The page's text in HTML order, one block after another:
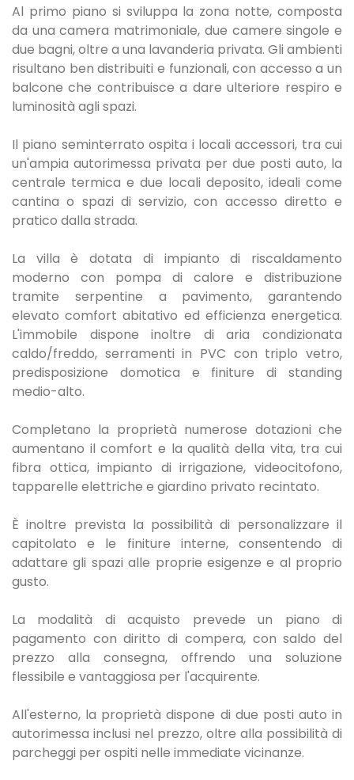
Al primo piano si sviluppa la zona notte, composta
da una camera matrimoniale, due camere singole e
due bagni, oltre a una lavanderia privata. Gli ambienti
risultano ben distribuiti e funzionali, con accesso a un
balcone che contribuisce a dare ulteriore respiro e
luminosità agli spazi.
Il piano seminterrato ospita i locali accessori, tra cui
un'ampia autorimessa privata per due posti auto, la
centrale termica e due locali deposito, ideali come
cantina o spazi di servizio, con accesso diretto e
pratico dalla strada.
La villa è dotata di impianto di riscaldamento
moderno con pompa di calore e distribuzione
tramite serpentine a pavimento, garantendo
elevato comfort abitativo ed efficienza energetica.
L'immobile dispone inoltre di aria condizionata
caldo/freddo, serramenti in PVC con triplo vetro,
predisposizione domotica e finiture di standing
medio-alto.
Completano la proprietà numerose dotazioni che
aumentano il comfort e la qualità della vita, tra cui
fibra ottica, impianto di irrigazione, videocitofono,
tapparelle elettriche e giardino privato recintato.
È inoltre prevista la possibilità di personalizzare il
capitolato e le finiture interne, consentendo di
adattare gli spazi alle proprie esigenze e al proprio
gusto.
La modalità di acquisto prevede un piano di
pagamento con diritto di compera, con saldo del
prezzo alla consegna, offrendo una soluzione
flessibile e vantaggiosa per l'acquirente.
All'esterno, la proprietà dispone di due posti auto in
autorimessa inclusi nel prezzo, oltre alla possibilità di
parcheggi per ospiti nelle immediate vicinanze.